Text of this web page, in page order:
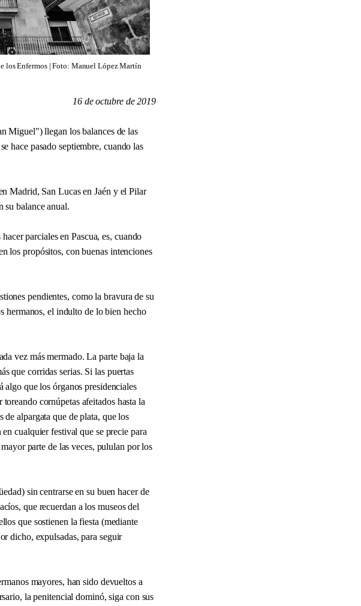
los Enfermos | Foto: Manuel López Martín
16 de octubre de 2019
Miguel") llegan los balances de las
hace pasado septiembre, cuando las
Madrid, San Lucas en Jaén y el Pilar
su balance anual.
parciales en Pascua, es, cuando
los propósitos, con buenas intenciones
pendientes, como la bravura de su
hermanos, el indulto de lo bien hecho
vez más mermado. La parte baja la
que corridas serias. Si las puertas
algo que los órganos presidenciales
cornúpetas afeitados hasta la
de alpargata que de plata, que los
cualquier festival que se precie para
parte de las veces, pululan por los
sin centrarse en su buen hacer de
que recuerdan a los museos del
que sostienen la fiesta (mediante
dicho, expulsadas, para seguir
mayores, han sido devueltos a
la penitencial dominó, siga con sus